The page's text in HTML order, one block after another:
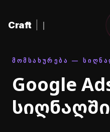
Craft
ᲛᲝᲛᲡᲐᲮᲣᲠᲔᲑᲐ —
Google
სიღნაღში